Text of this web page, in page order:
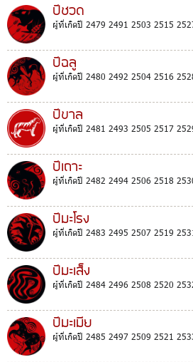
ปีชวด
ผู้ที่เกิดปี 2479 2491 2503 2515
ปีฉลู
ผู้ที่เกิดปี 2480 2492 2504 2516
ปีขาล
ผู้ที่เกิดปี 2481 2493 2505 2517
ปีเถาะ
ผู้ที่เกิดปี 2482 2494 2506 2518
ปีมะโรง
ผู้ที่เกิดปี 2483 2495 2507 2519
ปีมะเส็ง
ผู้ที่เกิดปี 2484 2496 2508 2520
ปีมะเมีย
ผู้ที่เกิดปี 2485 2497 2509 2521